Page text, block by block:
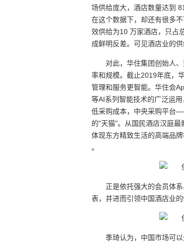
场供给庞大，酒店数量达到
在这个数据下，却还有很多
效供给为10 万家酒店，只占
成鲜明反差。可见酒店业的
对此，华住集团创始人
率和规模。截止2019年底，
管理和服务更智能。华住会
等AI系列智能技术的广泛运
低采购成本，中央采购平台
的"天猫"。从国民酒店汉庭
体现东方精致生活的高端品
。
正是依托强大的会员体
表，并进而引领中国酒店业
季琦认为，中国市场可